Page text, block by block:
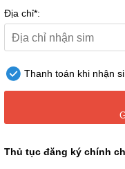
Địa chỉ*:
Thanh toán khi nhận
Thủ tục đăng ký chính